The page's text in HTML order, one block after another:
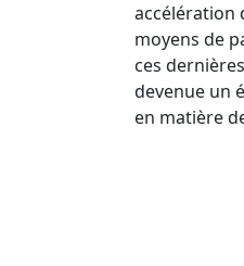
accélération
moyens de
ces
devenue un
en matière